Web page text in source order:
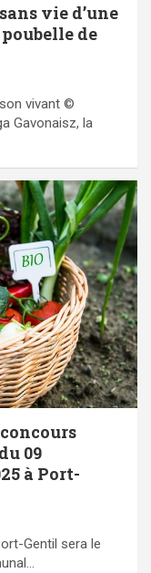
vie d’une
de
vivant ©
Gavonaisz, la
09
à Port-
Gentil sera le